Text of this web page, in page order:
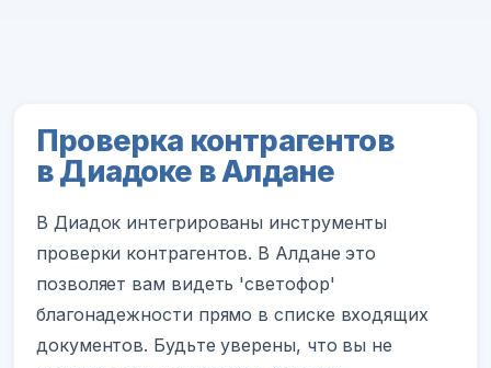
Проверка контрагентов
в Диадоке в Алдане
В Диадок интегрированы инструменты
проверки контрагентов. В Алдане это
позволяет вам видеть 'светофор'
благонадежности прямо в списке входящих
документов. Будьте уверены, что вы не